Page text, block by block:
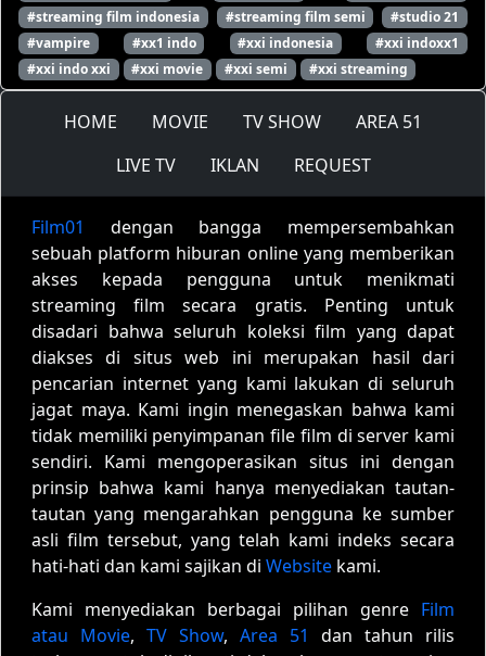
#streaming film indonesia
#streaming film semi
#studio 21
#vampire
#xx1 indo #xxi indonesia
#xxi indoxx1
#xxi indo xxi
#xxi movie #xxi semi #xxi streaming
HOME MOVIE TV SHOW
AREA 51
LIVE TV
IKLAN REQUEST
Film01
dengan bangga mempersembahkan
sebuah platform hiburan online yang memberikan
akses kepada pengguna untuk menikmati
streaming film secara gratis. Penting untuk
disadari bahwa seluruh koleksi film yang dapat
diakses di situs web ini merupakan hasil dari
pencarian internet yang kami lakukan di seluruh
jagat maya. Kami ingin menegaskan bahwa kami
tidak memiliki penyimpanan file film di server kami
sendiri. Kami mengoperasikan situs ini dengan
prinsip bahwa kami hanya menyediakan tautan-
tautan yang mengarahkan pengguna ke sumber
asli film tersebut, yang telah kami indeks secara
hati-hati dan kami sajikan di Website kami.
Kami menyediakan berbagai pilihan genre Film
atau Movie, TV Show, Area 51
dan tahun rilis